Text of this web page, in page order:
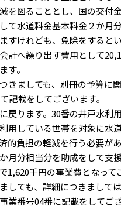
を図ることとし、国の交付
て水道料金基本料金２か月
すけれども、免除をすると
計へ繰り出す費用として
す。
きましても、別冊の予算に
記載をしてございます。
戻ります。 30番の井戸水利
用している世帯を対象に水
的負担の軽減を行う必要が
月分相当分を助成をして支
1,620千円の事業費となって
しても、詳細につきまして
業番号04番に記載をしてご